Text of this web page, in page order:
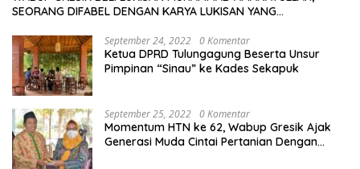
SEORANG DIFABEL DENGAN KARYA LUKISAN YANG
September 24, 2022 0 Komentar
Ketua DPRD Tulungagung Beserta Unsur
Pimpinan “Sinau” ke Kades Sekapuk
September 25, 2022 0 Komentar
Momentum HTN ke 62, Wabup Gresik Ajak
Generasi Muda Cintai Pertanian Dengan